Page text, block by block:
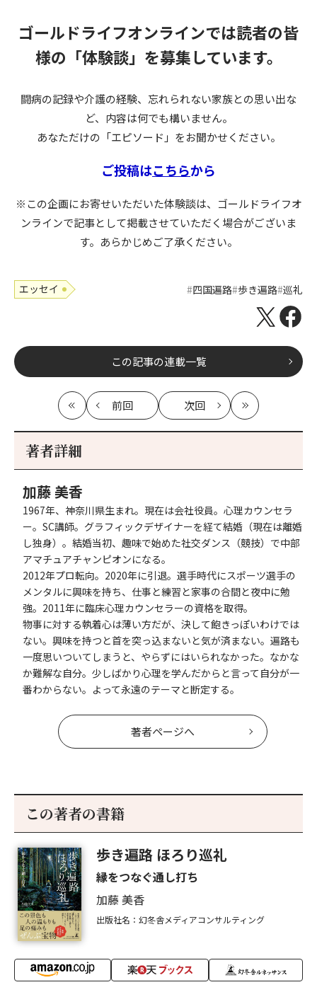
ゴールドライフオンラインでは読者の皆
様の 「体験談」を募集しています。
闘病の記録や介護の経験、忘れられない家族との思い出な
ど、内容は何でも構いません。
あなただけの「エピソード」をお聞かせください。
ご投稿はこちらから
※この企画にお寄せいただいた体験談は、ゴールドライフオ
ンラインで記事として掲載させていただく場合がございま
す。あらかじめご了承ください。
エッセイ 四国遍路 歩き遍路 巡礼
この記事の連載一覧
最
初
前回
記
次回
記
最
新
著者詳細
加藤 美香
1967年、神奈川県生まれ。現在は会社役員。心理カウンセラ
ー。SC講師。グラフィックデザイナーを経て結婚（現在は離婚
し独身）。結婚当初、趣味で始めた社交ダンス（競技）で中部
アマチュアチャンピオンになる。
2012年プロ転向。2020年に引退。選手時代にスポーツ選手の
メンタルに興味を持ち、仕事と練習と家事の合間と夜中に勉
強。2011年に臨床心理カウンセラーの資格を取得。
物事に対する執着心は薄い方だが、決して飽きっぽいわけでは
ない。興味を持つと首を突っ込まないと気が済まない。遍路も
一度思いついてしまうと、やらずにはいられなかった。なかな
か難解な自分。少しばかり心理を学んだからと言って自分が一
番わからない。よって永遠のテーマと断定する。
著者ページへ
この著者の書籍
歩き遍路 ほろり巡礼
縁をつなぐ通し打ち
加藤 美香
出版社名：幻冬舎メディアコンサルティング